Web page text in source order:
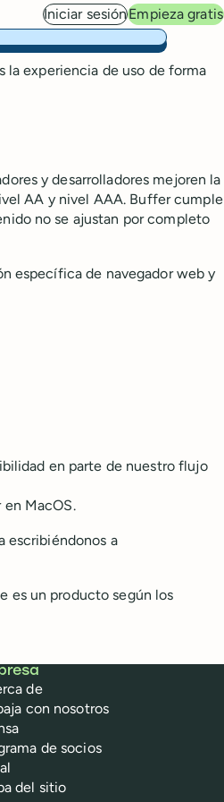
Iniciar sesiónEmpieza gratis
la experiencia de uso de forma
y desarrolladores mejoren la
AA y nivel AAA. Buffer cumple
no se ajustan por completo
específica de navegador web y
en parte de nuestro flujo
MacOS.
escribiéndonos a
es un producto según los
de
con nosotros
de socios
del sitio